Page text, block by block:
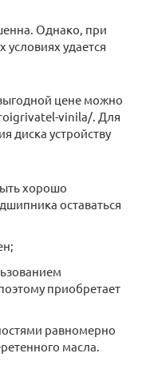
Однако, при
удается
цене можно
vinila/. Для
диска устройству
хорошо
оставаться
приобретает
равномерно
масла.